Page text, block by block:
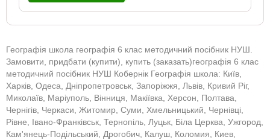
Географія школа географія 6 клас методичний посібник НУШ.
Замовити, придбати (купити), купить (заказать)географія 6 клас
методичний посібник НУШ Кобернік Географія школа: Київ,
Харків, Одеса, Дніпропетровськ, Запоріжжя, Львів, Кривий Ріг,
Миколаїв, Маріуполь, Вінниця, Макіївка, Херсон, Полтава,
Чернігів, Черкаси, Житомир, Суми, Хмельницький, Чернівці,
Рівне, Івано-Франківськ, Тернопіль, Луцьк, Біла Церква, Ужгород,
Кам'янець-Подільський, Дрогобич, Калуш, Коломия, Киев,